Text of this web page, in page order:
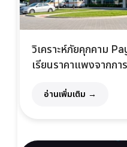
วิเคราะห์ภัยคุกคาม
เรียนราคาแพงจากก
อ่านเพิ่มเติม →